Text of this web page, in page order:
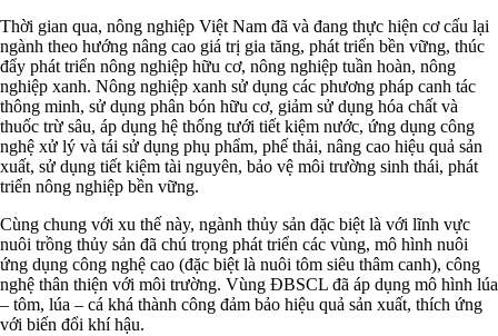
Thời gian qua, nông nghiệp Việt Nam đã và đang thực hiện cơ cấu lại
ngành theo hướng nâng cao giá trị gia tăng, phát triển bền vững, thúc
đẩy phát triển nông nghiệp hữu cơ, nông nghiệp tuần hoàn, nông
nghiệp xanh. Nông nghiệp xanh sử dụng các phương pháp canh tác
thông minh, sử dụng phân bón hữu cơ, giảm sử dụng hóa chất và
thuốc trừ sâu, áp dụng hệ thống tưới tiết kiệm nước, ứng dụng công
nghệ xử lý và tái sử dụng phụ phẩm, phế thải, nâng cao hiệu quả sản
xuất, sử dụng tiết kiệm tài nguyên, bảo vệ môi trường sinh thái, phát
triển nông nghiệp bền vững.
Cùng chung với xu thế này, ngành thủy sản đặc biệt là với lĩnh vực
nuôi trồng thủy sản đã chú trọng phát triển các vùng, mô hình nuôi
ứng dụng công nghệ cao (đặc biệt là nuôi tôm siêu thâm canh), công
nghệ thân thiện với môi trường. Vùng ĐBSCL đã áp dụng mô hình lúa
– tôm, lúa – cá khá thành công đảm bảo hiệu quả sản xuất, thích ứng
với biến đổi khí hậu.